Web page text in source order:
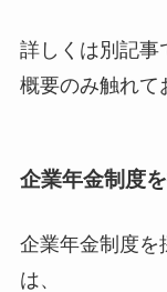
詳しくは別記事
概要のみ触れて
企業年金制度
企業年金制度を
は、